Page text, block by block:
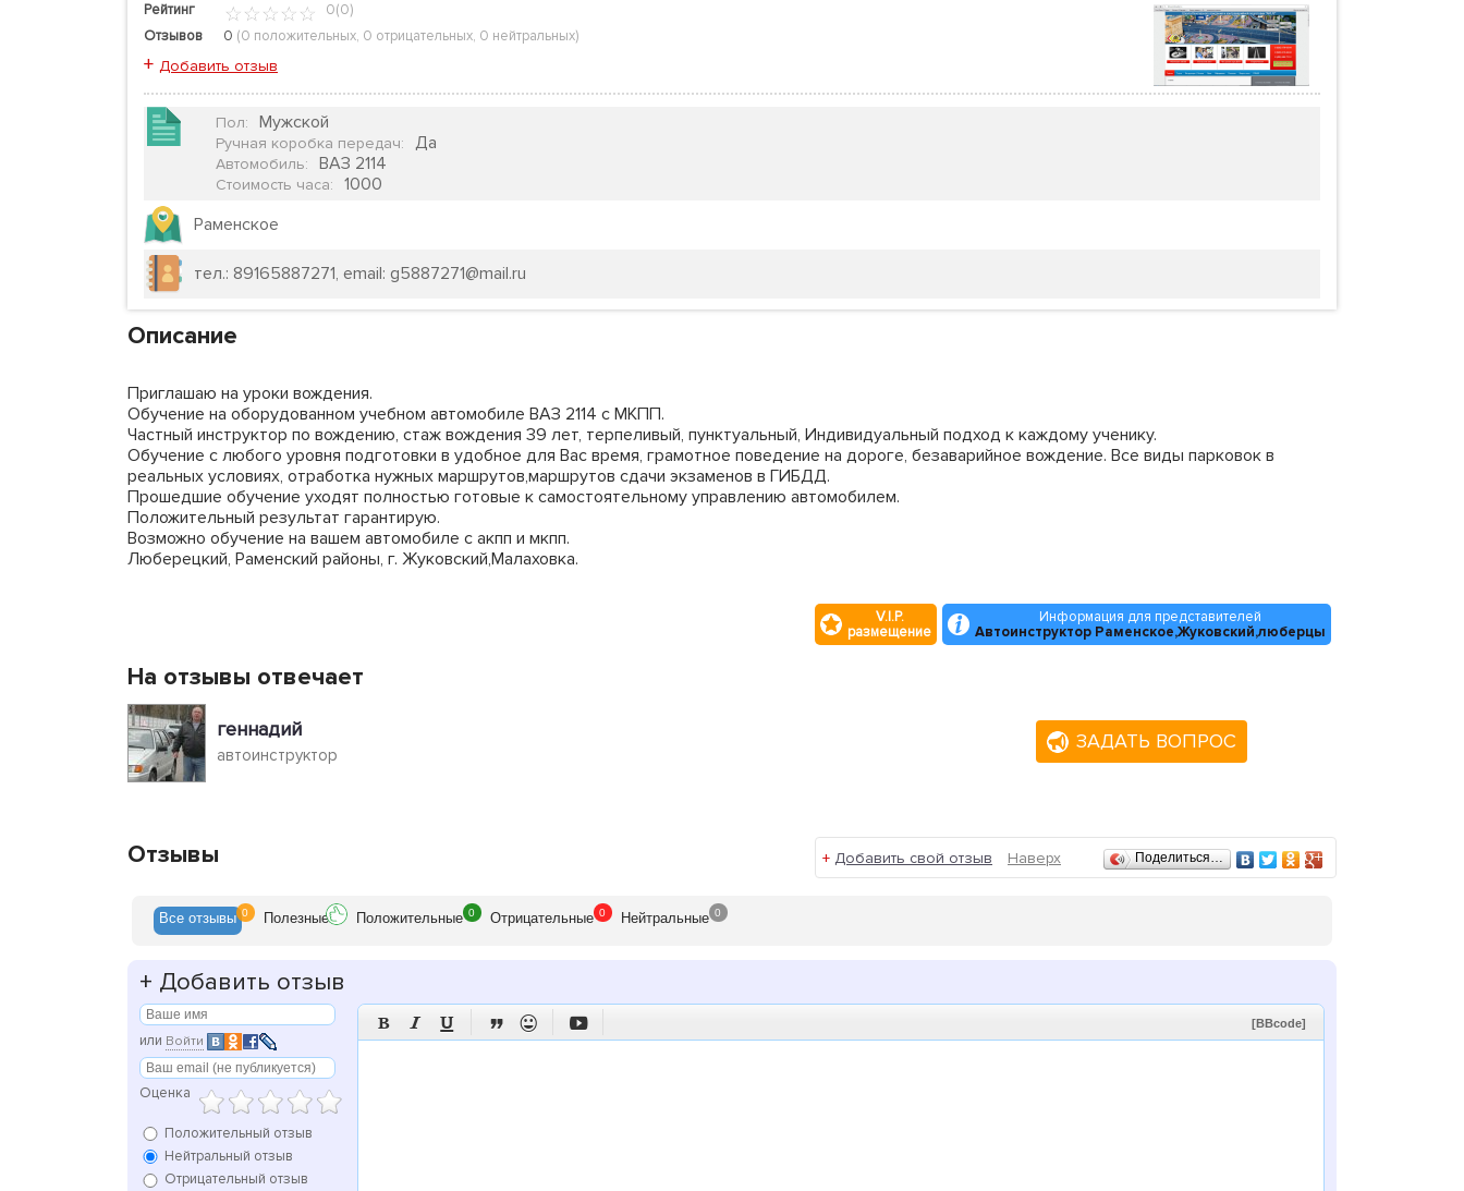
Рейтинг
0(0)
Отзывов
0 (0 положительных, 0 отрицательных, 0 нейтральных)
+ Добавить отзыв
Пол: Мужской
Ручная коробка передач: Да
Автомобиль: ВАЗ 2114
Стоимость часа:
1000
Раменское
тел.: 89165887271, email: g5887271@mail.ru
Описание
Приглашаю на уроки вождения.
Обучение на оборудованном учебном автомобиле ВАЗ 2114 с МКПП.
Частный инструктор по вождению, стаж вождения 39 лет, терпеливый, пунктуальный, Индивидуальный подход к каждому ученику.
Обучение с любого уровня подготовки в удобное для Вас время, грамотное поведение на дороге, безаварийное вождение. Все виды парковок в
реальных условиях, отработка нужных маршрутов,маршрутов сдачи экзаменов в ГИБДД.
Прошедшие обучение уходят полностью готовые к самостоятельному управлению автомобилем.
Положительный результат гарантирую.
Возможно обучение на вашем автомобиле с акпп и мкпп.
Люберецкий, Раменский районы, г. Жуковский,Малаховка.
V.I.P.
размещение
Информация для представителей
Автоинструктор Раменское,Жуковский,люберцы
На отзывы отвечает
геннадий
автоинструктор
ЗАДАТЬ ВОПРОС
Отзывы + Добавить свой отзыв Наверх Поделиться…
Все отзывы 0 Полезные Положительные 0 Отрицательные 0 Нейтральные 0
+ Добавить отзыв
или Войти
Оценка
Положительный отзыв
Нейтральный отзыв
Отрицательный отзыв
      [BBcode]